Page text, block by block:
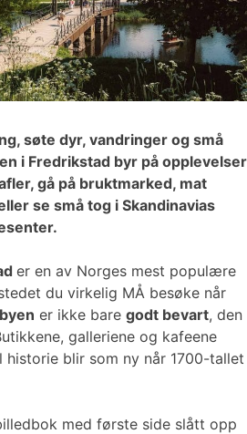
søte dyr, vandringer og små
i Fredrikstad byr på opplevelser
gå på bruktmarked, mat
se små tog i Skandinavias
er en av Norges mest populære
du virkelig MÅ besøke når
er ikke bare godt bevart, den
galleriene og kafeene
historie blir som ny når 1700-tallet
med første side slått opp